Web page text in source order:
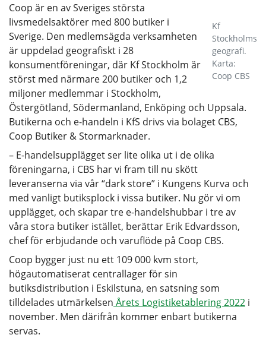
Kf
Stockholms
geografi.
Karta:
Coop CBS
Coop är en av Sveriges största
livsmedelsaktörer med 800 butiker i
Sverige. Den medlemsägda verksamheten
är uppdelad geografiskt i 28
konsumentföreningar, där Kf Stockholm är
störst med närmare 200 butiker och 1,2
miljoner medlemmar i Stockholm,
Östergötland, Södermanland, Enköping och Uppsala.
Butikerna och e-handeln i KfS drivs via bolaget CBS,
Coop Butiker & Stormarknader.
– E-handelsupplägget ser lite olika ut i de olika
föreningarna, i CBS har vi fram till nu skött
leveranserna via vår “dark store” i Kungens Kurva och
med vanligt butiksplock i vissa butiker. Nu gör vi om
upplägget, och skapar tre e-handelshubbar i tre av
våra stora butiker istället, berättar Erik Edvardsson,
chef för erbjudande och varuflöde på Coop CBS.
Coop bygger just nu ett 109 000 kvm stort,
högautomatiserat centrallager för sin
butiksdistribution i Eskilstuna, en satsning som
tilldelades utmärkelsen Årets Logistiketablering 2022 i
november. Men därifrån kommer enbart butikerna
servas.